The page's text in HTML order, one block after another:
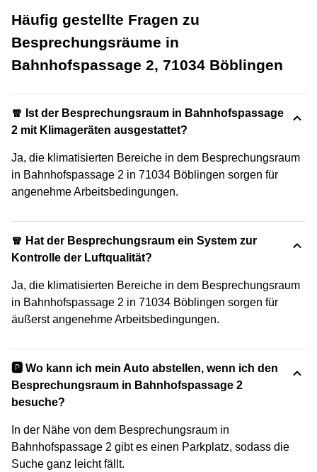
Häufig gestellte Fragen zu
Besprechungsräume in
Bahnhofspassage 2, 71034 Böblingen
🧣 Ist der Besprechungsraum in Bahnhofspassage
2 mit Klimageräten ausgestattet?
Ja, die klimatisierten Bereiche in dem Besprechungsraum
in Bahnhofspassage 2 in 71034 Böblingen sorgen für
angenehme Arbeitsbedingungen.
🧣 Hat der Besprechungsraum ein System zur
Kontrolle der Luftqualität?
Ja, die klimatisierten Bereiche in dem Besprechungsraum
in Bahnhofspassage 2 in 71034 Böblingen sorgen für
äußerst angenehme Arbeitsbedingungen.
🅿️ Wo kann ich mein Auto abstellen, wenn ich den
Besprechungsraum in Bahnhofspassage 2
besuche?
In der Nähe von dem Besprechungsraum in
Bahnhofspassage 2 gibt es einen Parkplatz, sodass die
Suche ganz leicht fällt.